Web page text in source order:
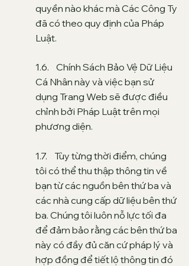
quyền nào khác mà Các Công Ty
đã có theo quy định của Pháp
Luật.
1.6. Chính Sách Bảo Vệ Dữ Liệu
Cá Nhân này và việc bạn sử
dụng Trang Web sẽ được điều
chỉnh bởi Pháp Luật trên mọi
phương diện.
1.7. Tùy từng thời điểm, chúng
tôi có thể thu thập thông tin về
bạn từ các nguồn bên thứ ba và
các nhà cung cấp dữ liệu bên thứ
ba. Chúng tôi luôn nỗ lực tối đa
để đảm bảo rằng các bên thứ ba
này có đầy đủ căn cứ pháp lý và
hợp đồng để tiết lộ thông tin đó